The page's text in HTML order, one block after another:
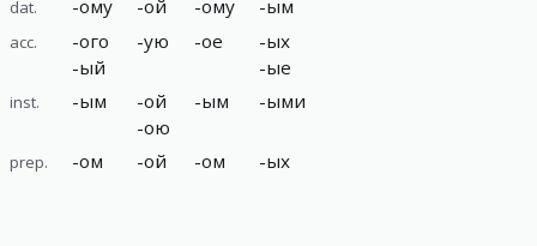
dat. -ому -ой -ому -ым
acc. -ого
-ый
-ую -ое -ых
-ые
inst. -ым -ой
-ою
-ым -ыми
prep. -ом -ой -ом -ых